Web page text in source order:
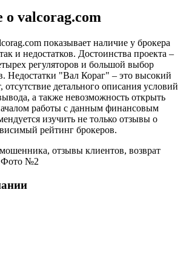
о valcorag.com
показывает наличие у брокера
и недостатков. Достоинства проекта –
регуляторов и большой выбор
Недостатки "Вал Кораг" – это высокий
отсутствие детального описания условий
а также невозможность открыть
работы с данным финансовым
изучить не только отзывы о
рейтинг брокеров.